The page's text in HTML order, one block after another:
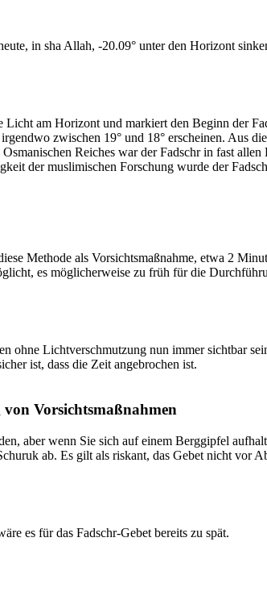
in sha Allah, -20.09° unter den Horizont
am Horizont und markiert den Beginn der
zwischen 19° und 18° erscheinen. Aus
Reiches war der Fadschr in fast
der muslimischen Forschung wurde der
Methode als Vorsichtsmaßnahme, etwa 2
es möglicherweise zu früh für die
ohne Lichtverschmutzung nun immer sichtbar
ist, dass die Zeit angebrochen ist.
Vorsichtsmaßnahmen
aber wenn Sie sich auf einem Berggipfel
ab. Es gilt als riskant, das Gebet nicht vor
es für das Fadschr-Gebet bereits zu spät.